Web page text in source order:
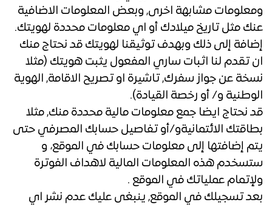
ومعلومات مشابهة اخرى, وبعض المعلومات الاضافية
عنك مثل تاريخ ميلادك أو اي معلومات محددة لهويتك.
إضافة إلى ذلك وبهدف توثيقنا لهويتك قد نحتاج منك
ان تقدم لنا اثبات ساري المفعول يثبت هويتك (مثلا
نسخة عن جواز سفرك, تاشيرة او تصريح الاقامة, الهوية
الوطنية و/ أو رخصة القيادة).
قد نحتاج ايضا جمع معلومات مالية محددة منك, مثلا
بطاقتك الائتمانيةو/أو تفاصيل حسابك المصرفي حتى
يتم إضافتها إلى معلومات حسابك في الموقع، و
ستسخدم هذه المعلومات المالية لاهداف الفوترة
ولإتمام عملياتك في الموقع .
بعد تسجيلك في الموقع, ينبغى عليك عدم نشر اي